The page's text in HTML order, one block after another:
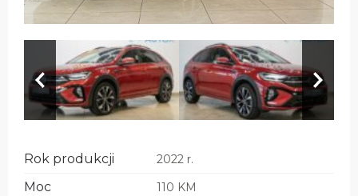
Rok produkcji 2022 r.
Moc 110 KM